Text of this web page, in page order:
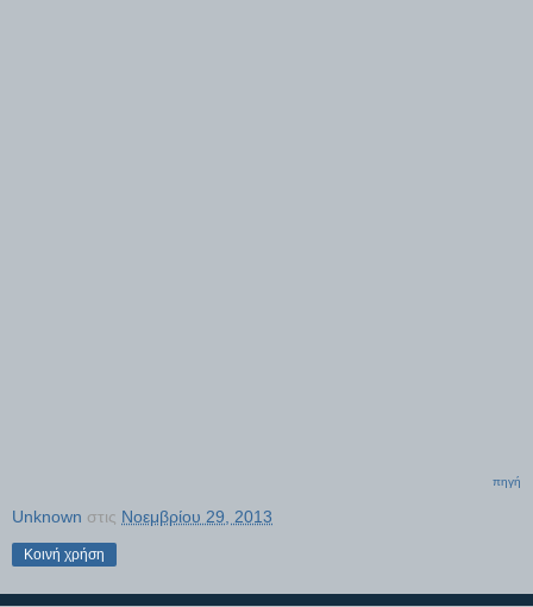
πηγή
Unknown στις Νοεμβρίου 29, 2013
Κοινή χρήση